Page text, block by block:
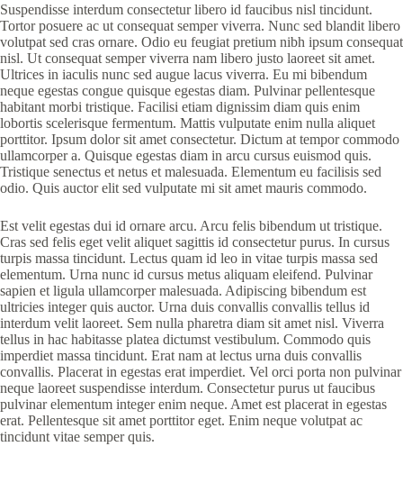
Suspendisse interdum consectetur libero id faucibus nisl tincidunt.
Tortor posuere ac ut consequat semper viverra. Nunc sed blandit libero
volutpat sed cras ornare. Odio eu feugiat pretium nibh ipsum consequat
nisl. Ut consequat semper viverra nam libero justo laoreet sit amet.
Ultrices in iaculis nunc sed augue lacus viverra. Eu mi bibendum
neque egestas congue quisque egestas diam. Pulvinar pellentesque
habitant morbi tristique. Facilisi etiam dignissim diam quis enim
lobortis scelerisque fermentum. Mattis vulputate enim nulla aliquet
porttitor. Ipsum dolor sit amet consectetur. Dictum at tempor commodo
ullamcorper a. Quisque egestas diam in arcu cursus euismod quis.
Tristique senectus et netus et malesuada. Elementum eu facilisis sed
odio. Quis auctor elit sed vulputate mi sit amet mauris commodo.
Est velit egestas dui id ornare arcu. Arcu felis bibendum ut tristique.
Cras sed felis eget velit aliquet sagittis id consectetur purus. In cursus
turpis massa tincidunt. Lectus quam id leo in vitae turpis massa sed
elementum. Urna nunc id cursus metus aliquam eleifend. Pulvinar
sapien et ligula ullamcorper malesuada. Adipiscing bibendum est
ultricies integer quis auctor. Urna duis convallis convallis tellus id
interdum velit laoreet. Sem nulla pharetra diam sit amet nisl. Viverra
tellus in hac habitasse platea dictumst vestibulum. Commodo quis
imperdiet massa tincidunt. Erat nam at lectus urna duis convallis
convallis. Placerat in egestas erat imperdiet. Vel orci porta non pulvinar
neque laoreet suspendisse interdum. Consectetur purus ut faucibus
pulvinar elementum integer enim neque. Amet est placerat in egestas
erat. Pellentesque sit amet porttitor eget. Enim neque volutpat ac
tincidunt vitae semper quis.